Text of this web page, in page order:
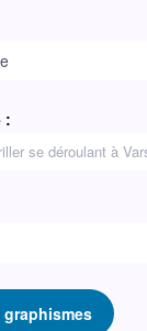
:
graphismes